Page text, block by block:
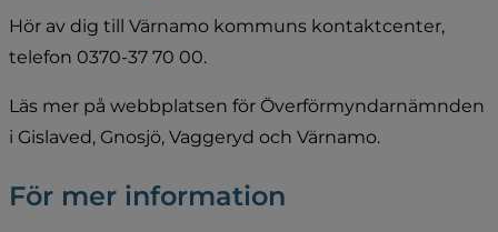
Hör av dig till Värnamo kommuns kontaktcenter,
telefon 0370-37 70 00.
Läs mer på webbplatsen för Överförmyndarnämnden
i Gislaved, Gnosjö, Vaggeryd och Värnamo.
För mer information